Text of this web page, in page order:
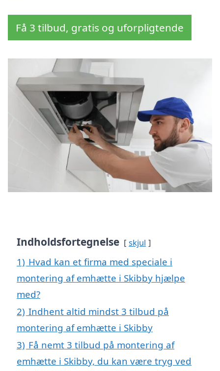
Få 3 tilbud, gratis og uforpligtende
Indholdsfortegnelse skjul
1) Hvad kan et firma med speciale i
montering af emhætte i Skibby hjælpe
med?
2) Indhent altid mindst 3 tilbud på
montering af emhætte i Skibby
3) Få nemt 3 tilbud på montering af
emhætte i Skibby, du kan være tryg ved